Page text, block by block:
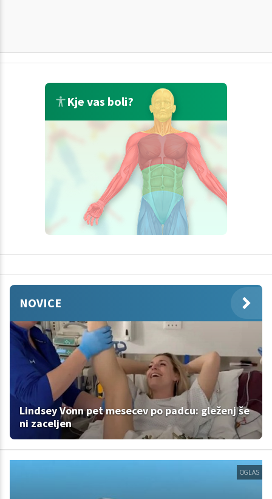
Kje vas boli?
NOVICE
Lindsey Vonn pet mesecev po padcu: gleženj še
ni zaceljen
OGLAS